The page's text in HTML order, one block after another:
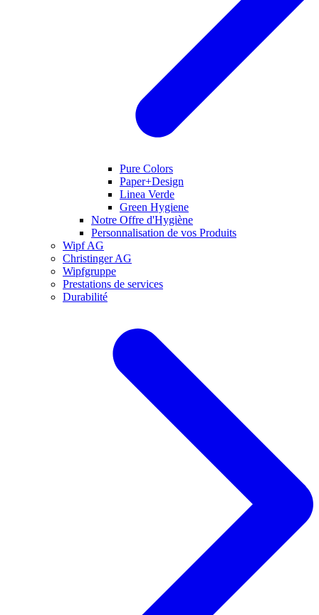
Pure Colors
Paper+Design
Linea Verde
Green Hygiene
Notre Offre d'Hygiène
Personnalisation de vos Produits
Wipf AG
Christinger AG
Wipfgruppe
Prestations de services
Durabilité